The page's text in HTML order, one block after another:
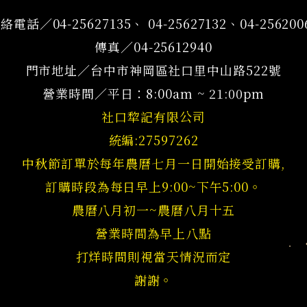
電話／04-25627135、 04-25627132、04-
傳真／04-25612940
門市地址／台中市神岡區社口里中山路522號
營業時間／平日：8:00am ~ 21:00pm
社口犂記有限公司
統編:27597262
中秋節訂單於每年農曆七月一日開始接受訂購,
訂購時段為每日早上9:00~下午5:00。
農曆八月初一~農曆八月十五
營業時間為早上八點
打烊時間則視當天情況而定
謝謝。